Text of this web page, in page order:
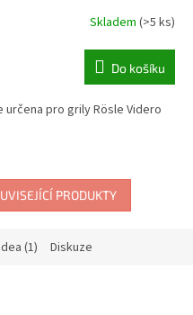
Skladem (>5 ks)
Do košíku
pro grily Rösle Videro
PRODUKTY
(1) Diskuze